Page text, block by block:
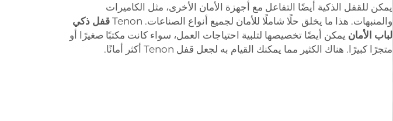
يمكن للقفل الذكية أيضًا التفاعل مع أجهزة الأمان الأخرى، مثل الكاميرات
والمنبهات. هذا ما يخلق حلًا شاملًا للأمان لجميع أنواع الصناعات. Tenon
قفل ذكي
لباب الأمان يمكن أيضًا تخصيصها لتلبية احتياجات العمل، سواء كانت مكتبًا صغيرًا أو
متجرًا كبيرًا. هناك الكثير مما يمكنك القيام به لجعل قفل Tenon أكثر أمانًا.